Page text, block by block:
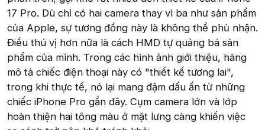
17 Pro. Dù chỉ có hai camera thay vì ba như sản phẩm
của Apple, sự tương đồng này là không thể phủ nhận.
Điều thú vị hơn nữa là cách HMD tự quảng bá sản
phẩm của mình. Trong các hình ảnh giới thiệu, hãng
mô tả chiếc điện thoại này có "thiết kế tương lai",
trong khi thực tế, nó lại mang đậm dấu ấn từ những
chiếc iPhone Pro gần đây. Cụm camera lớn và lớp
hoàn thiện hai tông màu ở mặt lưng càng khiến việc